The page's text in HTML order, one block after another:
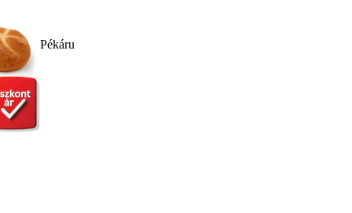
Pékáru